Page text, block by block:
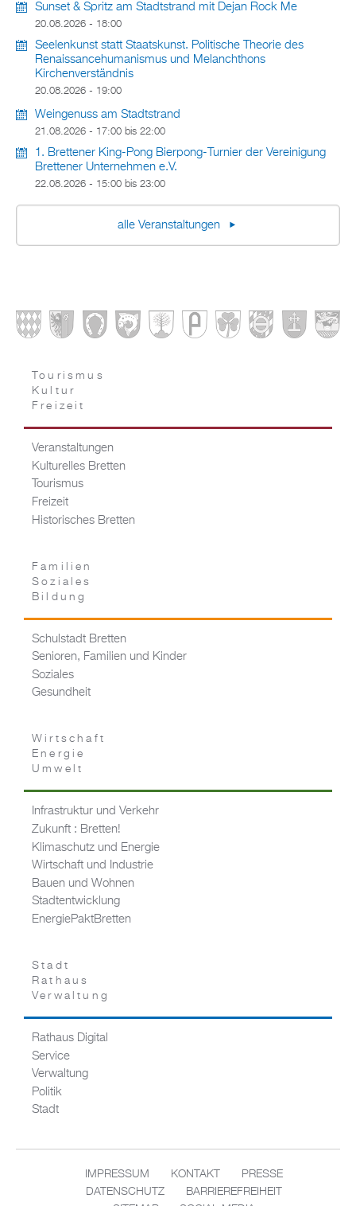
Sunset & Spritz am Stadtstrand mit Dejan Rock Me
20.08.2026 - 18:00
Seelenkunst statt Staatskunst. Politische Theorie des
Renaissancehumanismus und Melanchthons
Kirchenverständnis
20.08.2026 - 19:00
Weingenuss am Stadtstrand
21.08.2026 - 17:00 bis 22:00
1. Brettener King-Pong Bierpong-Turnier der Vereinigung
Brettener Unternehmen e.V.
22.08.2026 - 15:00 bis 23:00
alle Veranstaltungen
Tourismus
Kultur
Freizeit
Veranstaltungen
Kulturelles Bretten
Tourismus
Freizeit
Historisches Bretten
Familien
Soziales
Bildung
Schulstadt Bretten
Senioren, Familien und Kinder
Soziales
Gesundheit
Wirtschaft
Energie
Umwelt
Infrastruktur und Verkehr
Zukunft : Bretten!
Klimaschutz und Energie
Wirtschaft und Industrie
Bauen und Wohnen
Stadtentwicklung
EnergiePaktBretten
Stadt
Rathaus
Verwaltung
Rathaus Digital
Service
Verwaltung
Politik
Stadt
IMPRESSUM KONTAKT
PRESSE
DATENSCHUTZ
BARRIEREFREIHEIT